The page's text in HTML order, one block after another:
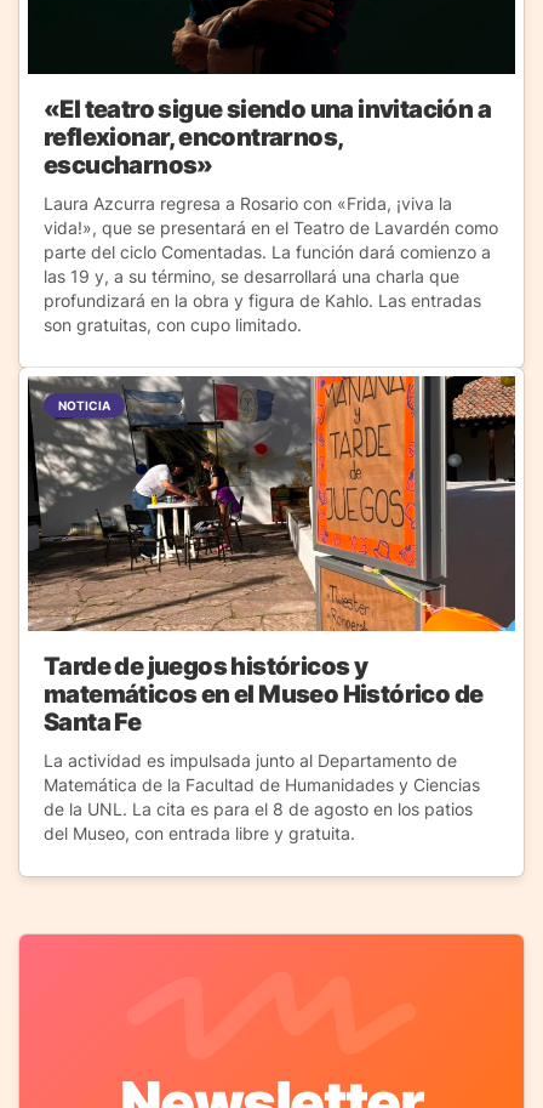
«El teatro sigue siendo una invitación a
reflexionar, encontrarnos,
escucharnos»
Laura Azcurra regresa a Rosario con «Frida, ¡viva la
vida!», que se presentará en el Teatro de Lavardén como
parte del ciclo Comentadas. La función dará comienzo a
las 19 y, a su término, se desarrollará una charla que
profundizará en la obra y figura de Kahlo. Las entradas
son gratuitas, con cupo limitado.
NOTICIA
Tarde de juegos históricos y
matemáticos en el Museo Histórico de
Santa Fe
La actividad es impulsada junto al Departamento de
Matemática de la Facultad de Humanidades y Ciencias
de la UNL. La cita es para el 8 de agosto en los patios
del Museo, con entrada libre y gratuita.